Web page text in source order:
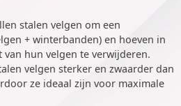
stalen velgen om een
+ winterbanden) en hoeven in
hun velgen te verwijderen.
velgen sterker en zwaarder dan
ze ideaal zijn voor maximale